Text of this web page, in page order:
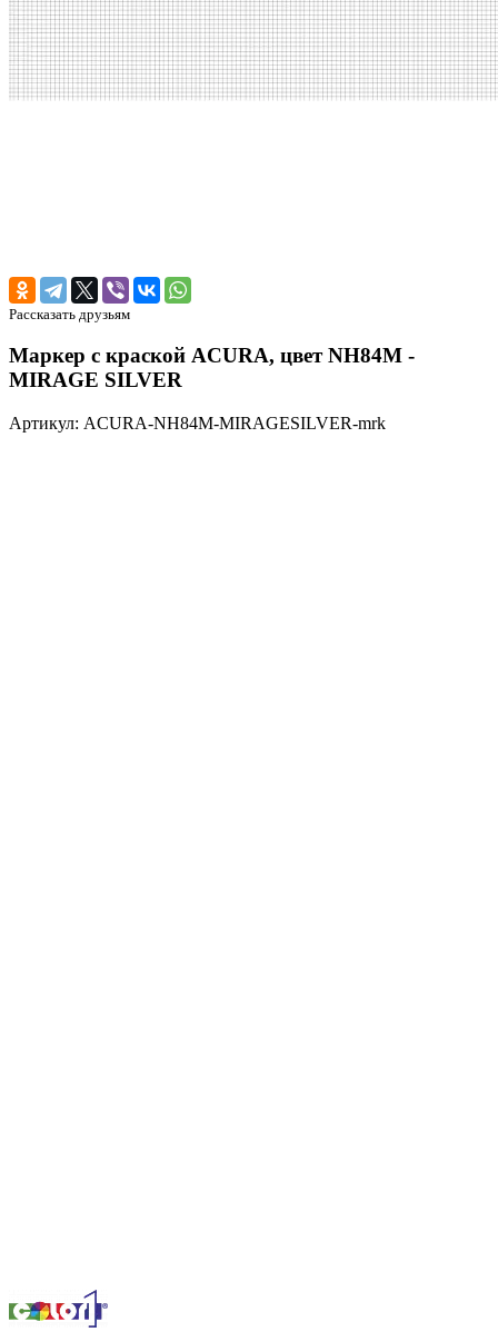
Рассказать друзьям
Маркер с краской ACURA, цвет NH84M -
MIRAGE SILVER
Артикул: ACURA-NH84M-MIRAGESILVER-mrk